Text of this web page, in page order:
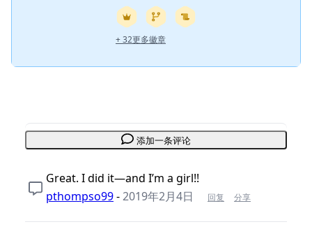
+ 32更多徽章
添加一条评论
Great. I did it—and I’m a girl!!
pthompso99-2019年2月4日 回复 分享